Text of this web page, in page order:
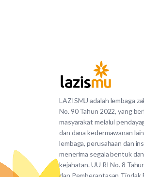
LAZISMU adalah lembaga
No. 90 Tahun 2022, yang
masyarakat melalui
dan dana kedermawanan
lembaga, perusahaan dan
menerima segala bentuk
kejahatan. UU RI No. 8
dan Pemberantasan Tindak